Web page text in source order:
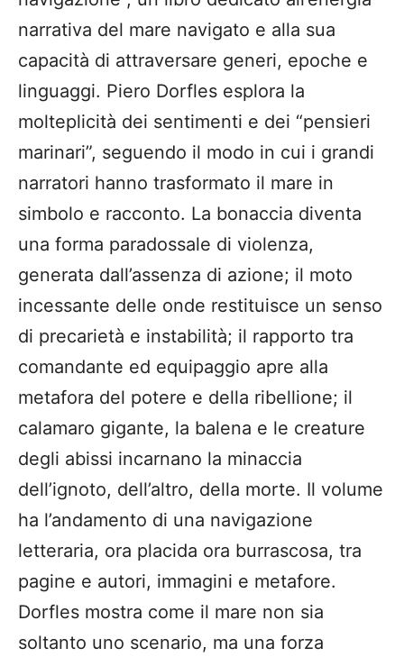
narrativa del mare navigato e alla sua
capacità di attraversare generi, epoche e
linguaggi. Piero Dorfles esplora la
molteplicità dei sentimenti e dei “pensieri
marinari”, seguendo il modo in cui i grandi
narratori hanno trasformato il mare in
simbolo e racconto. La bonaccia diventa
una forma paradossale di violenza,
generata dall’assenza di azione; il moto
incessante delle onde restituisce un senso
di precarietà e instabilità; il rapporto tra
comandante ed equipaggio apre alla
metafora del potere e della ribellione; il
calamaro gigante, la balena e le creature
degli abissi incarnano la minaccia
dell’ignoto, dell’altro, della morte. Il volume
ha l’andamento di una navigazione
letteraria, ora placida ora burrascosa, tra
pagine e autori, immagini e metafore.
Dorfles mostra come il mare non sia
soltanto uno scenario, ma una forza